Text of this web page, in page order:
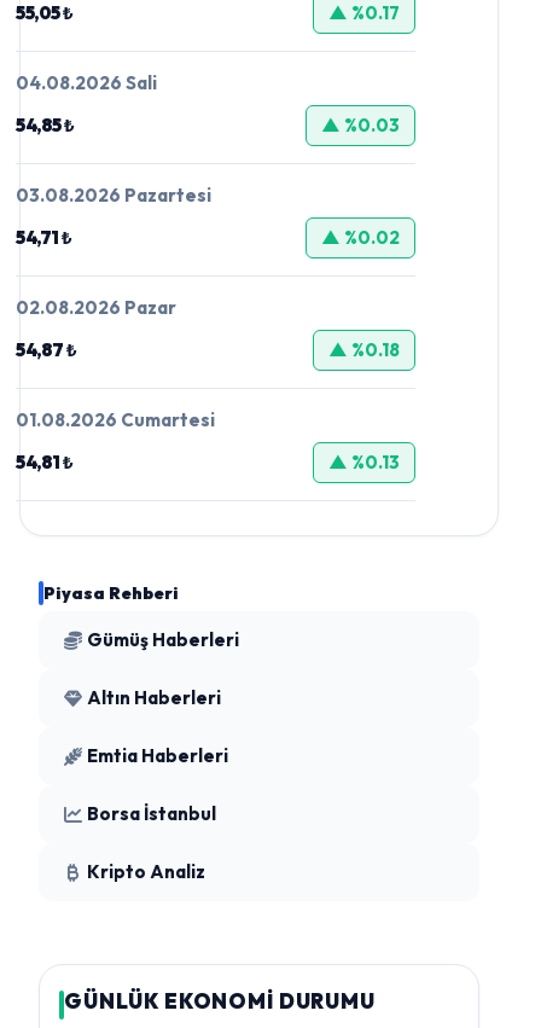
55,05 ₺
▲ %0.17
04.08.2026 Sali
54,85 ₺
▲ %0.03
03.08.2026 Pazartesi
54,71 ₺
▲ %0.02
02.08.2026 Pazar
54,87 ₺
▲ %0.18
01.08.2026 Cumartesi
54,81 ₺
▲ %0.13
Piyasa Rehberi
Gümüş Haberleri
Altın Haberleri
Emtia Haberleri
Borsa İstanbul
Kripto Analiz
GÜNLÜK EKONOMİ DURUMU